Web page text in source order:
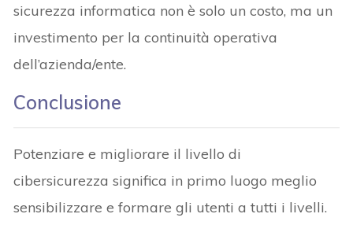
sicurezza informatica non è solo un costo, ma un
investimento per la continuità operativa
dell’azienda/ente.
Conclusione
Potenziare e migliorare il livello di
cibersicurezza significa in primo luogo meglio
sensibilizzare e formare gli utenti a tutti i livelli.